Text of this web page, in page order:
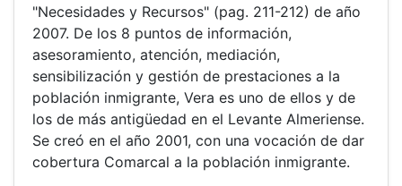
"Necesidades y Recursos" (pag. 211-212) de año
2007. De los 8 puntos de información,
asesoramiento, atención, mediación,
sensibilización y gestión de prestaciones a la
población inmigrante, Vera es uno de ellos y de
los de más antigüedad en el Levante Almeriense.
Se creó en el año 2001, con una vocación de dar
cobertura Comarcal a la población inmigrante.